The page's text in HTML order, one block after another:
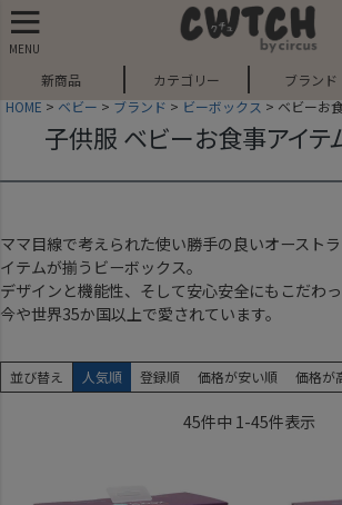
MENU
新商品 カテゴリー ブランド
HOME
ベビー ブランド ビーボックス ベビーお
子供服 ベビーお食事アイテ
ママ目線で考えられた使い勝手の良いオースト
イテムが揃うビーボックス。
デザインと機能性、そして安心安全にもこだわ
今や世界35か国以上で愛されています。
並び替え 人気順 登録順 価格が安い順 価格が
45件中 1-45件表示